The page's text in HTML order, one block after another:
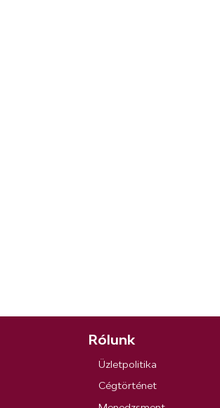
Rólunk
Üzletpolitika
Cégtörténet